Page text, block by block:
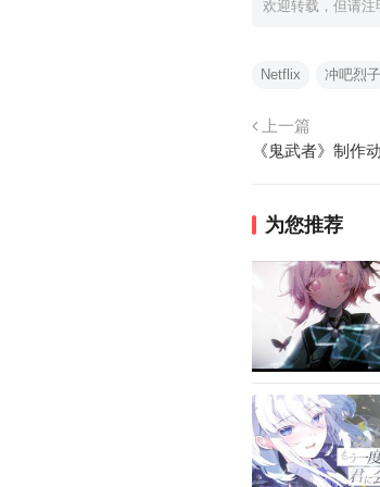
欢迎转载，但请注
Netflix 冲吧烈子
上一篇
为您推荐